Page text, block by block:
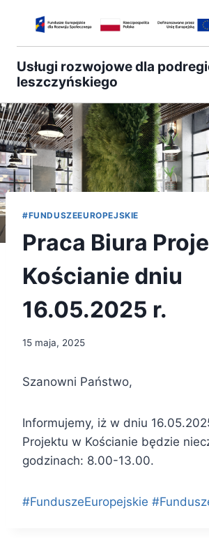
treści
Usługi rozwojowe dla
leszczyńskiego
#FUNDUSZEEUROPEJSKIE
Praca Biura
Kościanie dniu
16.05.2025 r.
15 maja, 2025
Szanowni Państwo,
Informujemy, iż w dniu
Projektu w Kościanie będzie
godzinach: 8.00-13.00.
#FunduszeEuropejskie